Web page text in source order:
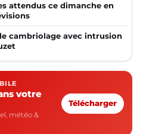
attendus ce dimanche en
cambriolage avec intrusion
votre
météo &
Télécharger